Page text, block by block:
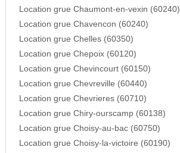
Location grue Chaumont-en-vexin (60240)
Location grue Chavencon (60240)
Location grue Chelles (60350)
Location grue Chepoix (60120)
Location grue Chevincourt (60150)
Location grue Chevreville (60440)
Location grue Chevrieres (60710)
Location grue Chiry-ourscamp (60138)
Location grue Choisy-au-bac (60750)
Location grue Choisy-la-victoire (60190)